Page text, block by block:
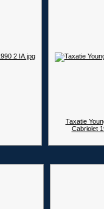
Taxatie
Cabriolet